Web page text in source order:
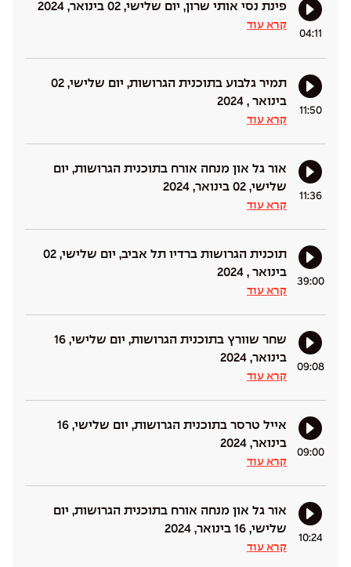
04:11
פינת נסי אותי שרון, יום שלישי, 02 בינואר, 2024
קרא עוד
11:50
תמיר גלבוע בתוכנית הגרושות, יום שלישי, 02
בינואר , 2024
קרא עוד
11:36
אור גל און מנחה אורח בתוכנית הגרושות, יום
שלישי, 02 בינואר, 2024
קרא עוד
39:00
תוכנית הגרושות ברדיו תל אביב, יום שלישי, 02
בינואר , 2024
קרא עוד
09:08
שחר שוורץ בתוכנית הגרושות, יום שלישי, 16
בינואר, 2024
קרא עוד
09:00
אייל טרסר בתוכנית הגרושות, יום שלישי, 16
בינואר, 2024
קרא עוד
10:24
אור גל און מנחה אורח בתוכנית הגרושות, יום
שלישי, 16 בינואר, 2024
קרא עוד